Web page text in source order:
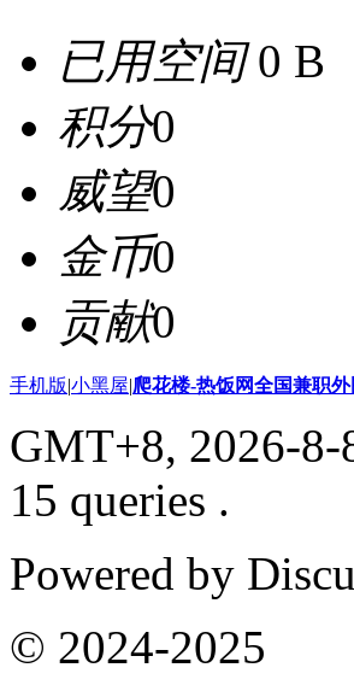
已用空间0 B
积分0
威望0
金币0
贡献0
手机版|小黑屋|爬花楼-热饭网全国兼职
GMT+8, 2026-8-
15 queries .
Powered by
© 2024-2025